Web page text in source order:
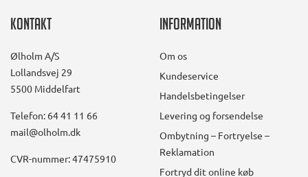
Kontakt
Ølholm A/S
Lollandsvej 29
5500 Middelfart
Telefon: 64 41 11 66
mail@olholm.dk
CVR-nummer: 47475910
Information
Om os
Kundeservice
Handelsbetingelser
Levering og forsendelse
Ombytning – Fortryelse –
Reklamation
Fortryd dit online køb